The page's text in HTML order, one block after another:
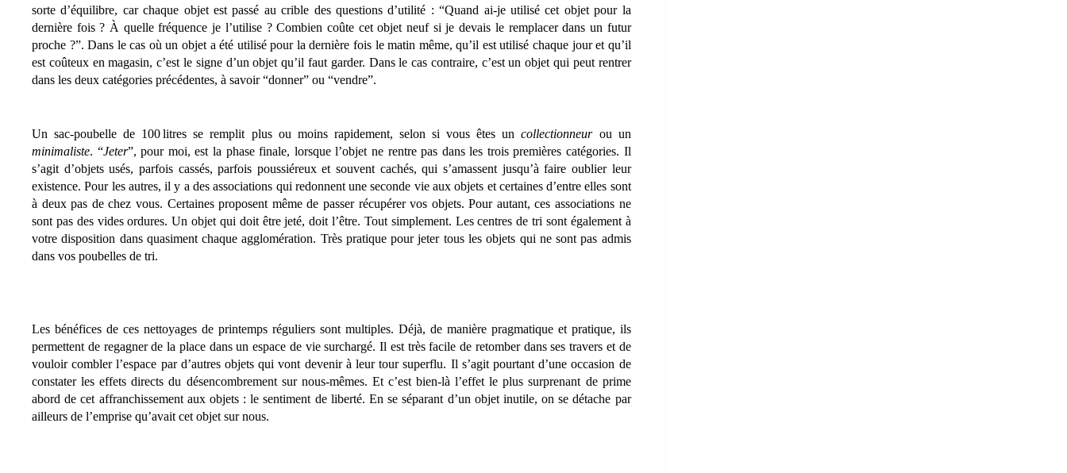
sorte d’équilibre, car chaque objet est passé au crible des questions d’utilité : “Quand ai-je utilisé cet objet pour la
dernière fois ? À quelle fréquence je l’utilise ? Combien coûte cet objet neuf si je devais le remplacer dans un futur
proche ?”. Dans le cas où un objet a été utilisé pour la dernière fois le matin même, qu’il est utilisé chaque jour et qu’il
est coûteux en magasin, c’est le signe d’un objet qu’il faut garder. Dans le cas contraire, c’est un objet qui peut rentrer
dans les deux catégories précédentes, à savoir “donner” ou “vendre”.
Un sac-poubelle de 100 litres se remplit plus ou moins rapidement, selon si vous êtes uncollectionneurou un
minimaliste. “Jeter”, pour moi, est la phase finale, lorsque l’objet ne rentre pas dans les trois premières catégories. Il
s’agit d’objets usés, parfois cassés, parfois poussiéreux et souvent cachés, qui s’amassent jusqu’à faire oublier leur
existence. Pour les autres, il y a des associations qui redonnent une seconde vie aux objets et certaines d’entre elles sont
à deux pas de chez vous. Certaines proposent même de passer récupérer vos objets. Pour autant, ces associations ne
sont pas des vides ordures. Un objet qui doit être jeté, doit l’être. Tout simplement. Les centres de tri sont également à
votre disposition dans quasiment chaque agglomération. Très pratique pour jeter tous les objets qui ne sont pas admis
dans vos poubelles de tri.
Les bénéfices de ces nettoyages de printemps réguliers sont multiples. Déjà, de manière pragmatique et pratique, ils
permettent de regagner de la place dans un espace de vie surchargé. Il est très facile de retomber dans ses travers et de
vouloir combler l’espace par d’autres objets qui vont devenir à leur tour superflu. Il s’agit pourtant d’une occasion de
constater les effets directs du désencombrement sur nous-mêmes. Et c’est bien-là l’effet le plus surprenant de prime
abord de cet affranchissement aux objets : le sentiment de liberté. En se séparant d’un objet inutile, on se détache par
ailleurs de l’emprise qu’avait cet objet sur nous.